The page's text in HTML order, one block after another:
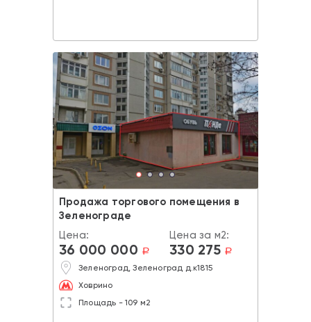
Продажа торгового помещения в
Зеленограде
Цена:
36 000 000 a
Цена за м2:
330 275 a
Зеленоград, Зеленоград д.к1815
Ховрино
Площадь - 109 м2